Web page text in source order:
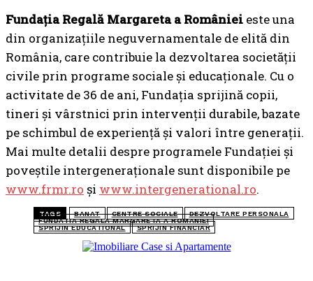
Fundația Regală Margareta a României este una
din organizațiile neguvernamentale de elită din
România, care contribuie la dezvoltarea societății
civile prin programe sociale și educaționale. Cu o
activitate de 36 de ani, Fundația sprijină copii,
tineri și vârstnici prin intervenții durabile, bazate
pe schimbul de experiență și valori între generații.
Mai multe detalii despre programele Fundației și
poveștile intergeneraționale sunt disponibile pe
www.frmr.ro și www.intergenerational.ro.
TAGS BANAT CENTRE SOCIALE
DEZVOLTARE PERSONALA
FUNDATIA REGALA MARGARETA A ROMANIEI
SPRIJIN EDUCATIONAL
SPRIJIN FINANCIAR